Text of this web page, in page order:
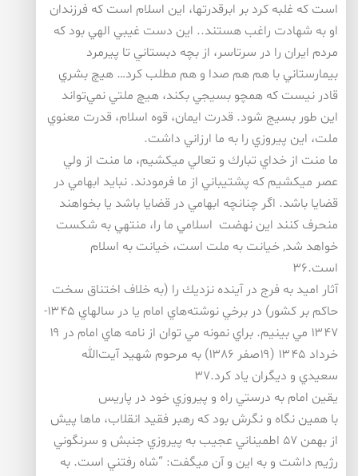
است كه غلبه كرد بر ابرقدرتها، اين اسلام است كه فرزندان
او به شهادت راغب هستند.. اين دست غيبي الهي بود كه
مردم ايران را در سرتاسر، از بچه دبستاني تا پيرمرد
بيمارستاني با هم هم صدا و هم مطلب كرد… هيچ بشري
قادر نيست كه همچو بسيجي بكند، هيچ ملتي نمي‌تواند
اين طور بسيج شود. قدرت ايمان، قوه اسلام، قدرت معنوي
ملت، اين پيروزي را به ما ارزاني داشت.
ما منت از خداي تبارك و تعالي ميكشيم، ما منت از ولي
عصر ميكشيم كه پشتيباني از ما فرمودند. نبايد ابهامي در
قضايا باشد. اگر چنانچه ابهامي در قضايا باشد يا بخواهند
منحرف كنند اين نهضت اسلامي ما را، منتهي به شكست
خواهد شد, خيانت به ملت است، خيانت به اسلام
است.۳۶
آثار اميد به فرج در آينده نزديك را (به خلاف اختناق سخت
حاكم بر كشور) در برخي نوشته‌هاي امام يا در سالهاي ۱۳۴۵-
۱۳۴۷ مي بينيم. براي نمونه مي توان از نامه هاي امام در ۱۹
خرداد ۱۳۴۵ (۱۹صفر ۱۳۸۶) به مرحوم شهيد آيت‌الله
سعيدي و ديگران ياد كرد.۳۷
يقين امام به درستي راه و پيروزي خود در پاريس
با همين نگاه و نگرش بود كه رهبر فقيد انقلاب، ماها پيش
از بهمن ۵۷ اطميناني عجيب به پيروزي جنبش و سرنگوني
رژيم داشت و به اين و آن ميگفت: “شاه رفتني است. به